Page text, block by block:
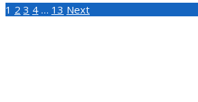
1 2 3 4 … 13 Next